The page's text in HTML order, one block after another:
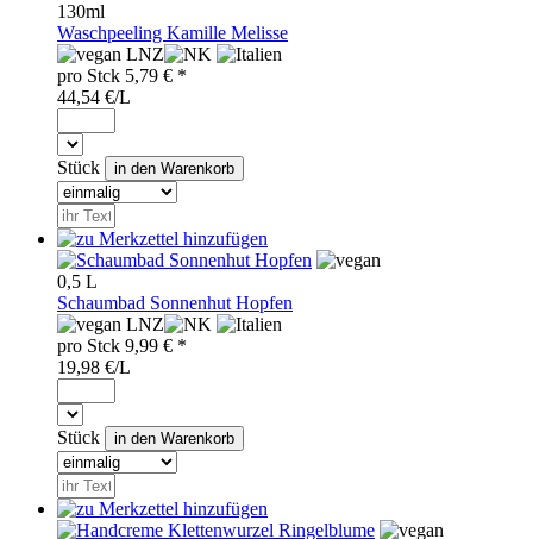
130ml
Waschpeeling Kamille Melisse
LNZ
pro Stck 5,79 € *
44,54 €/L
Stück
0,5 L
Schaumbad Sonnenhut Hopfen
LNZ
pro Stck 9,99 € *
19,98 €/L
Stück